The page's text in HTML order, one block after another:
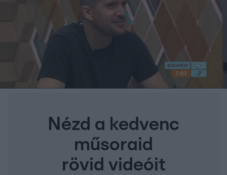
Nézd a kedvenc
műsoraid
rövid videóit